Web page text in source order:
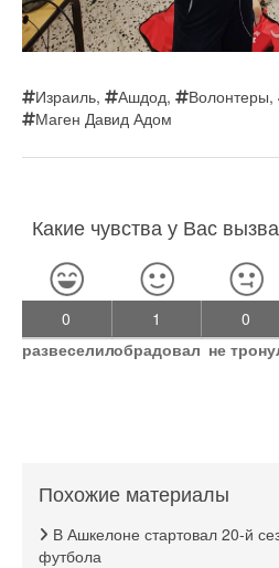
Израиль, Ашдод, Волонтеры,
Маген Давид Адом
Какие чувства у Вас
0
развеселил
1
обрадовал
0
не
Похожие материалы
В Ашкелоне стартовал 20-й
футбола